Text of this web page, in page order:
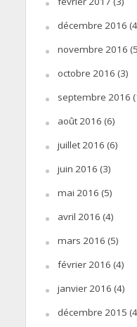
décembre 2016
novembre 2016
octobre 2016 (3)
septembre 2016
août 2016 (6)
juillet 2016 (6)
juin 2016 (3)
mai 2016 (5)
avril 2016 (4)
mars 2016 (5)
février 2016 (4)
janvier 2016 (4)
décembre 2015